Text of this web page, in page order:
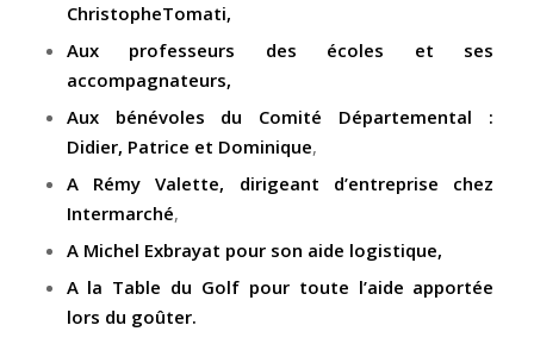
ChristopheTomati,
Aux professeurs des écoles et ses
accompagnateurs,
Aux bénévoles du Comité Départemental :
Didier, Patrice et Dominique,
A Rémy Valette, dirigeant d’entreprise chez
Intermarché,
A Michel Exbrayat pour son aide logistique,
A la Table du Golf pour toute l’aide apportée
lors du goûter.